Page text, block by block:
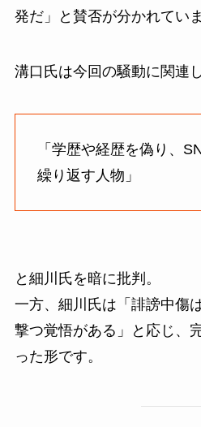
発だ」と賛否が分かれてい
溝口氏は今回の騒動に関連し
「学歴や経歴を偽り、
繰り返す人物」
と細川氏を暗に批判。
一方、細川氏は「誹謗中傷
撃つ覚悟がある」と応じ、
った形です。